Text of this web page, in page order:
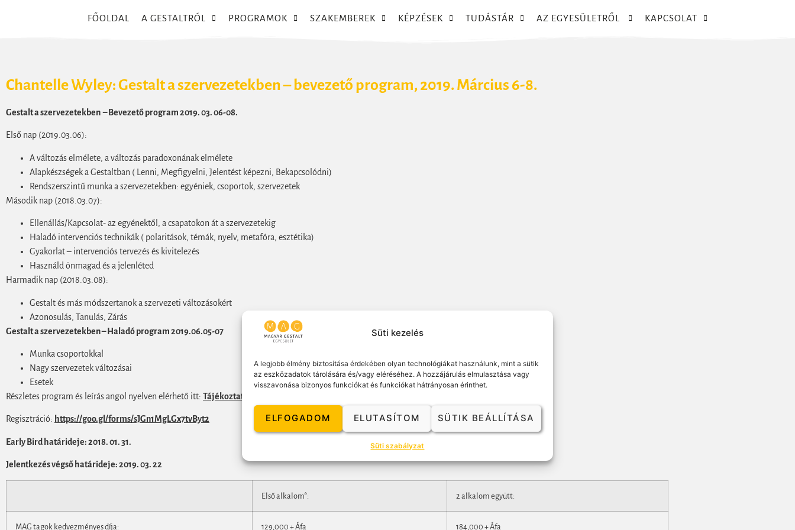
Süti kezelés
A legjobb élmény biztosítása érdekében olyan technológiákat használunk, mint a sütik
az eszközadatok tárolására és/vagy eléréséhez. A hozzájárulás elmulasztása vagy
visszavonása bizonyos funkciókat és funkciókat hátrányosan érinthet.
ELFOGADOM ELUTASÍTOM SÜTIK BEÁLLÍTÁSA
Süti szabályzat
FŐOLDAL A GESTALTRÓL PROGRAMOK SZAKEMBEREK KÉPZÉSEK TUDÁSTÁR AZ EGYESÜLETRŐL KAPCSOLAT
Chantelle Wyley: Gestalt a szervezetekben – bevezető program, 2019. Március 6-8.
Gestalt a szervezetekben – Bevezető program 2019. 03. 06-08.
Első nap (2019.03.06):
A változás elmélete, a változás paradoxonának elmélete
Alapkészségek a Gestaltban ( Lenni, Megfigyelni, Jelentést képezni, Bekapcsolódni)
Rendszerszintű munka a szervezetekben: egyéniek, csoportok, szervezetek
Második nap (2018.03.07):
Ellenállás/Kapcsolat- az egyénektől, a csapatokon át a szervezetekig
Haladó intervenciós technikák ( polaritások, témák, nyelv, metafóra, esztétika)
Gyakorlat – intervenciós tervezés és kivitelezés
Használd önmagad és a jelenléted
Harmadik nap (2018.03.08):
Gestalt és más módszertanok a szervezeti változásokért
Azonosulás, Tanulás, Zárás
Gestalt a szervezetekben – Haladó program 2019.06.05-07
Munka csoportokkal
Nagy szervezetek változásai
Esetek
Részletes program és leírás angol nyelven elérhető itt: Tájékoztató_Chantelle Wyley
Regisztráció: https://goo.gl/forms/sJGn1MgLGx7tvByt2
Early Bird határideje: 2018. 01. 31.
Jelentkezés végső határideje: 2019. 03. 22
Első alkalom*: 2 alkalom együtt:
MAG tagok kedvezményes díja: 129,000 + Áfa 184,000 + Áfa